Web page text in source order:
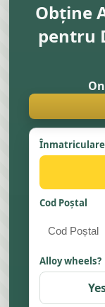
Obține
pentru
Cod Poștal
Alloy wheels?